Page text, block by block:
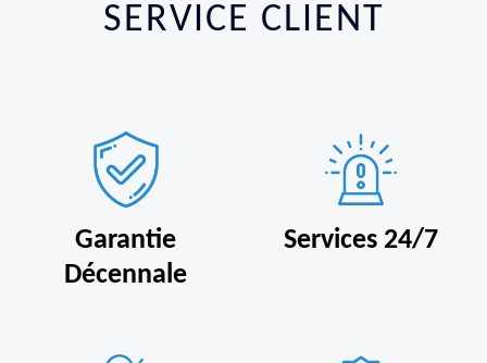
SERVICE CLIENT
Garantie
Décennale
Services 24/7